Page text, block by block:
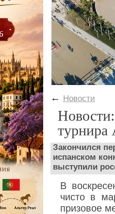
← Новости
турнира
Закончился
испанском
выступили
В
чисто в
призовое